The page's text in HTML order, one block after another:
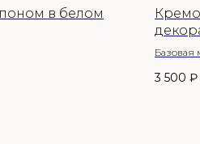
в белом
Базовая
весенне-
3 500 ₽